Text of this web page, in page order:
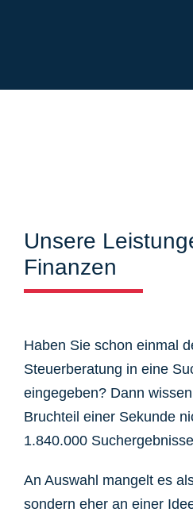
Unsere
Finanzen
Haben Sie schon einmal
Steuerberatung in eine
eingegeben? Dann
Bruchteil einer Sekunde
1.840.000
An Auswahl mangelt es
sondern eher an einer